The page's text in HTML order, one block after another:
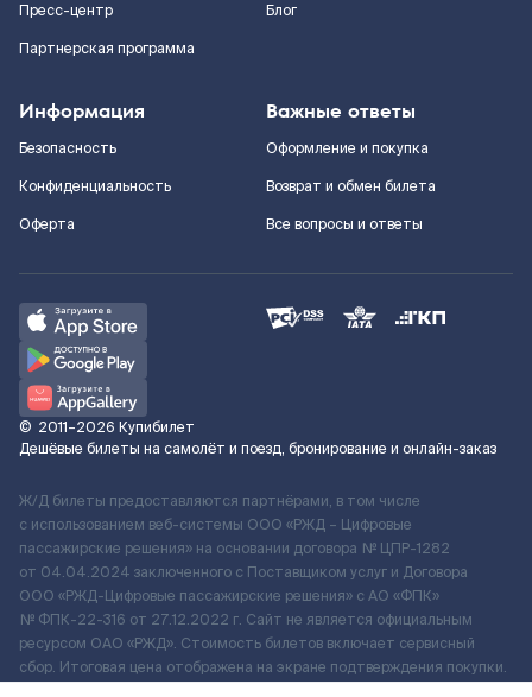
Пресс-центр
Партнерская программа
Блог
Информация
Безопасность
Конфиденциальность
Оферта
Важные ответы
Оформление и покупка
Возврат и обмен билета
Все вопросы и ответы
© 2011–2026 Купибилет
Дешёвые билеты на самолёт и поезд, бронирование и онлайн-заказ
Ж/Д билеты предоставляются партнёрами, в том числе
с использованием веб-системы ООО «РЖД – Цифровые
пассажирские решения» на основании договора № ЦПР-1282
от 04.04.2024 заключенного с Поставщиком услуг и Договора
ООО «РЖД-Цифровые пассажирские решения» c АО «ФПК»
№ ФПК-22-316 от 27.12.2022 г. Сайт не является официальным
ресурсом ОАО «РЖД». Стоимость билетов включает сервисный
сбор. Итоговая цена отображена на экране подтверждения покупки.